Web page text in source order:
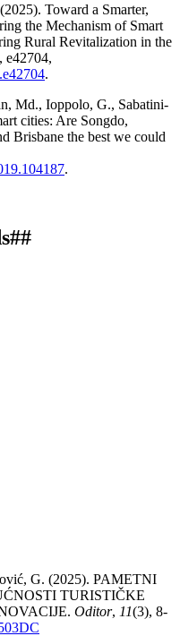
Toward a Smarter,
the Mechanism of Smart
Rural Revitalization in the
e42704,
.
Md., Ioppolo, G., Sabatini-
cities: Are Songdo,
Brisbane the best we could
.
G. (2025). PAMETNI
TURISTIČKE
Oditor, 11(3), 8-